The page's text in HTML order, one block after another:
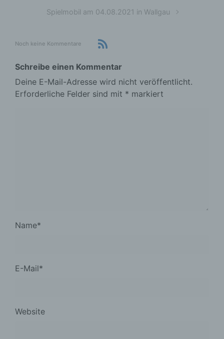
Spielmobil am 04.08.2021 in Wallgau
Noch keine Kommentare
Schreibe einen Kommentar
Deine E-Mail-Adresse wird nicht veröffentlicht.
Erforderliche Felder sind mit * markiert
Name*
E-Mail*
Website